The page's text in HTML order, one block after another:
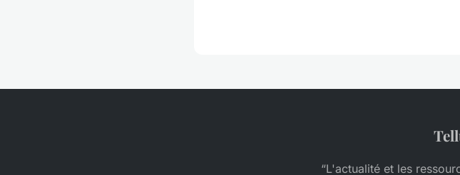
“L'actualité et les